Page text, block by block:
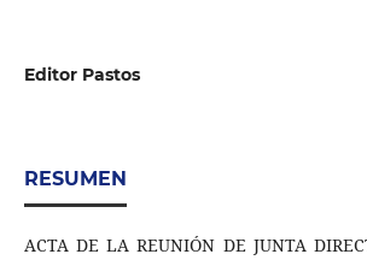
Editor Pastos
RESUMEN
ACTA DE LA REUNIÓN DE JUNTA